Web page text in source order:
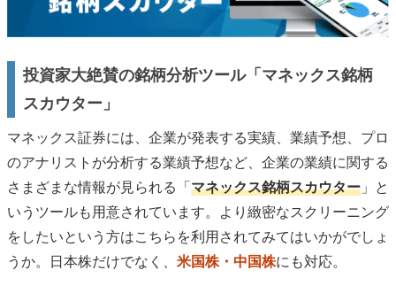
投資家大絶賛の銘柄分析ツール「マネックス銘柄
スカウター」
マネックス証券には、企業が発表する実績、業績予想、プロ
のアナリストが分析する業績予想など、企業の業績に関する
さまざまな情報が見られる「マネックス銘柄スカウター 」と
いうツールも用意されています。より緻密なスクリーニング
をしたいという方はこちらを利用されてみてはいかがでしょ
うか。日本株だけでなく、 米国株・中国株にも対応。